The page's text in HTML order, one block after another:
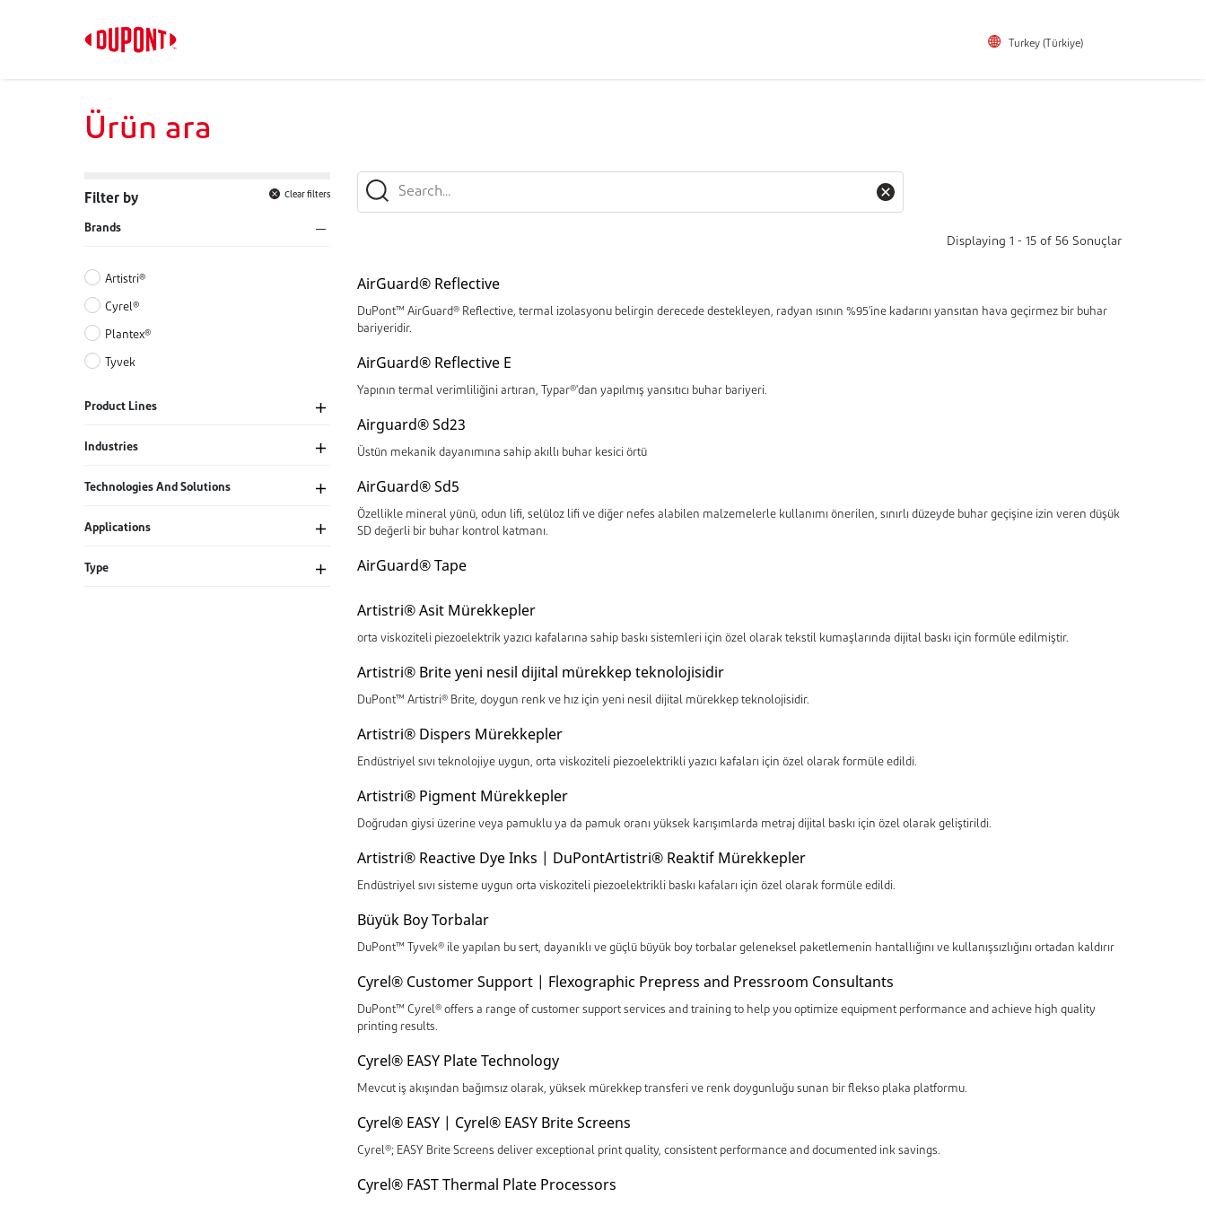
Turkey (Türkiye)
Ürün ara
Filter by Clear filters
Brands
Artistri®
Cyrel®
Plantex®
Tyvek
Product Lines
Industries
Technologies And Solutions
Applications
Type
Displaying 1 - 15 of 56 Sonuçlar
AirGuard® Reflective
DuPont™ AirGuard® Reflective, termal izolasyonu belirgin derecede destekleyen, radyan ısının %95'ine kadarını yansıtan hava geçirmez bir buhar
bariyeridir.
AirGuard® Reflective E
Yapının termal verimliliğini artıran, Typar®'dan yapılmış yansıtıcı buhar bariyeri.
Airguard® Sd23
Üstün mekanik dayanımına sahip akıllı buhar kesici örtü
AirGuard® Sd5
Özellikle mineral yünü, odun lifi, selüloz lifi ve diğer nefes alabilen malzemelerle kullanımı önerilen, sınırlı düzeyde buhar geçişine izin veren düşük
SD değerli bir buhar kontrol katmanı.
AirGuard® Tape
Artistri® Asit Mürekkepler
orta viskoziteli piezoelektrik yazıcı kafalarına sahip baskı sistemleri için özel olarak tekstil kumaşlarında dijital baskı için formüle edilmiştir.
Artistri® Brite yeni nesil dijital mürekkep teknolojisidir
DuPont™ Artistri® Brite, doygun renk ve hız için yeni nesil dijital mürekkep teknolojisidir.
Artistri® Dispers Mürekkepler
Endüstriyel sıvı teknolojiye uygun, orta viskoziteli piezoelektrikli yazıcı kafaları için özel olarak formüle edildi.
Artistri® Pigment Mürekkepler
Doğrudan giysi üzerine veya pamuklu ya da pamuk oranı yüksek karışımlarda metraj dijital baskı için özel olarak geliştirildi.
Artistri® Reactive Dye Inks | DuPontArtistri® Reaktif Mürekkepler
Endüstriyel sıvı sisteme uygun orta viskoziteli piezoelektrikli baskı kafaları için özel olarak formüle edildi.
Büyük Boy Torbalar
DuPont™ Tyvek® ile yapılan bu sert, dayanıklı ve güçlü büyük boy torbalar geleneksel paketlemenin hantallığını ve kullanışsızlığını ortadan kaldırır
Cyrel® Customer Support | Flexographic Prepress and Pressroom Consultants
DuPont™ Cyrel® offers a range of customer support services and training to help you optimize equipment performance and achieve high quality
printing results.
Cyrel® EASY Plate Technology
Mevcut iş akışından bağımsız olarak, yüksek mürekkep transferi ve renk doygunluğu sunan bir flekso plaka platformu.
Cyrel® EASY | Cyrel® EASY Brite Screens
Cyrel®; EASY Brite Screens deliver exceptional print quality, consistent performance and documented ink savings.
Cyrel® FAST Thermal Plate Processors